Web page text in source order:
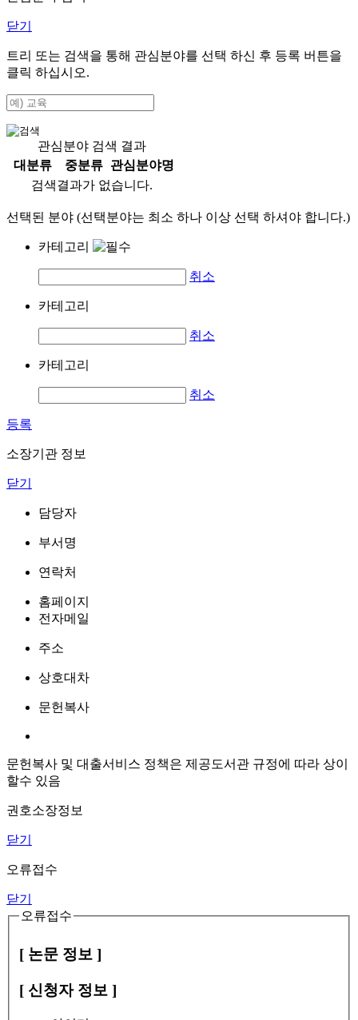
닫기
트리 또는 검색을 통해 관심분야를 선택 하신 후 등록 버튼을
클릭 하십시오.
관심분야 검색 결과
대분류
중분류
관심분야명
검색결과가 없습니다.
선택된 분야 (선택분야는 최소 하나 이상 선택 하셔야 합니다.)
카테고리
취소
카테고리
취소
카테고리
취소
등록
소장기관 정보
닫기
담당자
부서명
연락처
홈페이지
전자메일
주소
상호대차
문헌복사
문헌복사 및 대출서비스 정책은 제공도서관 규정에 따라 상이
할수 있음
권호소장정보
닫기
오류접수
닫기
오류접수
[ 논문 정보 ]
[ 신청자 정보 ]